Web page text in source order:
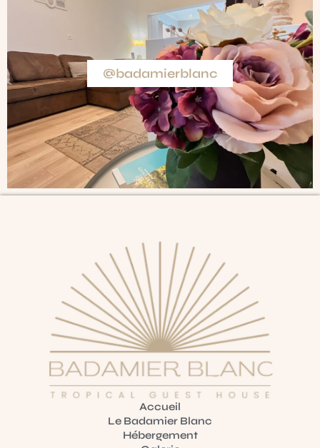
@badamierblanc
Accueil
Le Badamier Blanc
Hébergement